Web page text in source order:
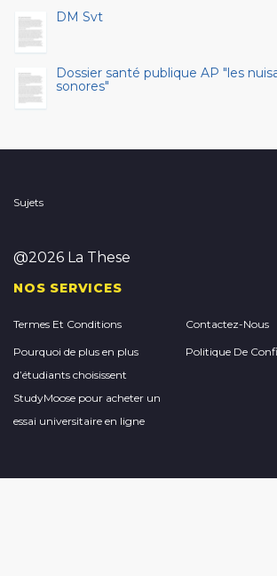
DM Svt
Dossier santé publique AP "les
sonores"
Sujets
@2026 La These
NOS SERVICES
Termes Et Conditions Contactez-Nous
Pourquoi de plus en plus
d’étudiants choisissent
StudyMoose pour acheter un
essai universitaire en ligne
Politique De